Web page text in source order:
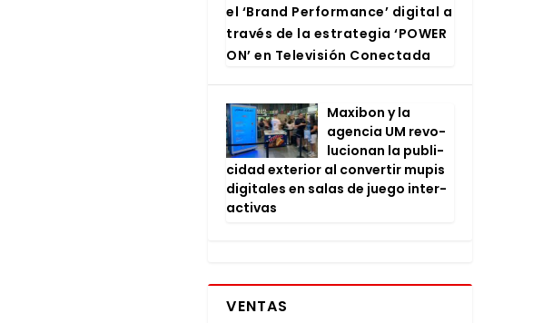
el ‘Brand Per­for­man­ce’ digi­tal a
tra­vés de la estra­te­gia ‘POWER
ON’ en Tele­vi­sión Conec­ta­da
Maxi­bon y la
agen­cia UM revo­
lu­cio­nan la publi­
ci­dad exte­rior al con­ver­tir mupis
digi­ta­les en salas de jue­go inter­
ac­ti­vas
VENTAS